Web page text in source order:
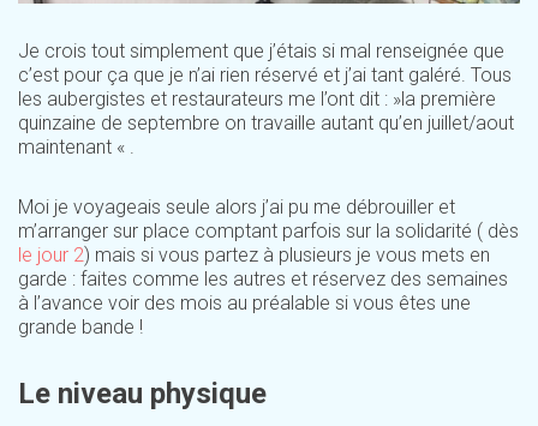
Je crois tout simplement que j’étais si mal renseignée que
c’est pour ça que je n’ai rien réservé et j’ai tant galéré. Tous
les aubergistes et restaurateurs me l’ont dit : »la première
quinzaine de septembre on travaille autant qu’en juillet/aout
maintenant « .
Moi je voyageais seule alors j’ai pu me débrouiller et
m’arranger sur place comptant parfois sur la solidarité ( dès
le jour 2) mais si vous partez à plusieurs je vous mets en
garde : faites comme les autres et réservez des semaines
à l’avance voir des mois au préalable si vous êtes une
grande bande !
Le niveau physique